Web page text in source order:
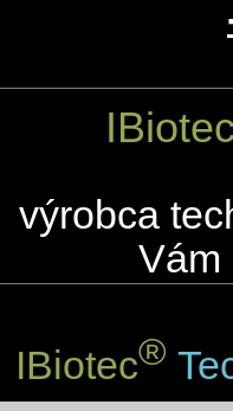
výrobca
Vám
IBiotec®